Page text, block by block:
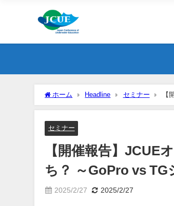
ホーム Headline セミナー
【
較～』矢北拓也氏
セミナー
【開催報告】JCUE
ち？ ～GoPro vs TG
2025/2/27 2025/2/27